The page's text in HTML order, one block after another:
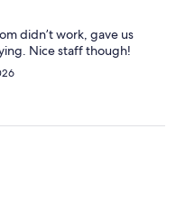
didn’t work, gave us
Nice staff though!